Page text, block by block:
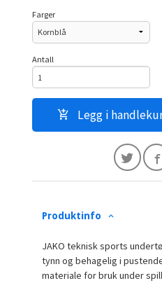
Farger
Antall
Legg i
Produktinfo
JAKO teknisk sports
tynn og behagelig i
materiale for bruk under